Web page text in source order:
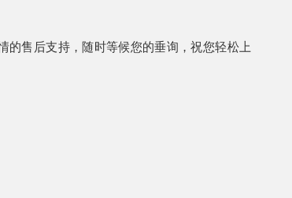
的售后支持，随时等候您的垂询，祝您轻松上